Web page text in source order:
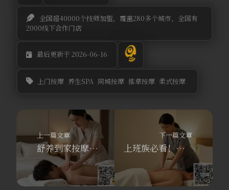
全国超40000个技师加盟，覆盖280多个城市，全国有
2000线下合作门店
最后更新于 2026-06-16
上门按摩 养生SPA 同城按摩 推拿按摩 柔式按摩
上一篇文章
舒养到家按摩：同城上门SPA新用户立减300，比去店里爽10倍
下一篇文章
上班族必看！舒养到家按摩30分钟上门，释放身体负担仅需168元起